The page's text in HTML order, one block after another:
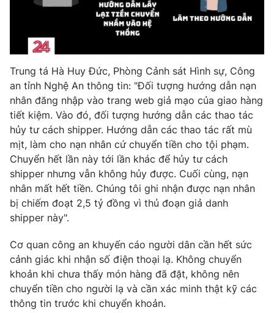
Trung tá Hà Huy Đức, Phòng Cảnh sát Hình sự, Công
an tỉnh Nghệ An thông tin: "Đối tượng hướng dẫn nạn
nhân đăng nhập vào trang web giả mạo của giao hàng
tiết kiệm. Vào đó, đối tượng hướng dẫn các thao tác
hủy tư cách shipper. Hướng dẫn các thao tác rất mù
mịt, làm cho nạn nhân cứ chuyển tiền cho tội phạm.
Chuyển hết lần này tới lần khác để hủy tư cách
shipper nhưng vẫn không hủy được. Cuối cùng, nạn
nhân mất hết tiền. Chúng tôi ghi nhận được nạn nhân
bị chiếm đoạt 2,5 tỷ đồng vì thủ đoạn giả danh
shipper này".
Cơ quan công an khuyến cáo người dân cần hết sức
cảnh giác khi nhận số điện thoại lạ. Không chuyển
khoản khi chưa thấy món hàng đã đặt, không nên
chuyển tiền cho người lạ và cần xác minh thật kỹ các
thông tin trước khi chuyển khoản.